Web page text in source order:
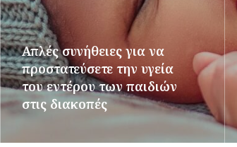
Απλές συνήθειες για να
προστατεύσετε την υγεία
του εντέρου των παιδιών
στις διακοπές